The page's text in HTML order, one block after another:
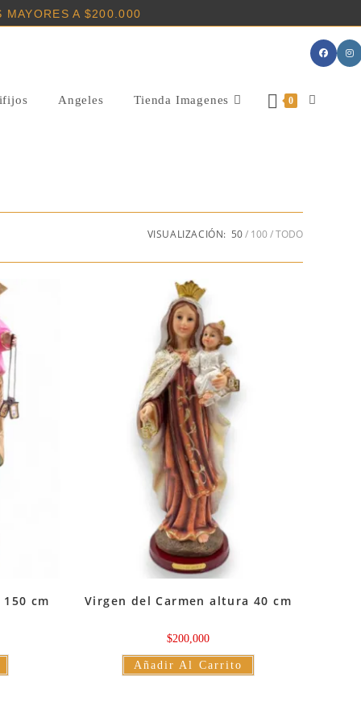
MAYORES A $200.000
Angeles Tienda Imagenes 0 Alternar
VISUALIZACIÓN: 50 100 TODO
cm Virgen del Carmen altura 40 cm
$200,000
Añadir Al Carrito